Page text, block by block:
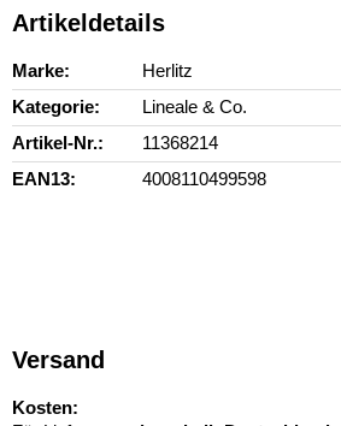
Artikeldetails
Marke
Herlitz
Kategorie
Lineale & Co.
Artikel-Nr.
11368214
EAN13
4008110499598
Versand
Kosten: